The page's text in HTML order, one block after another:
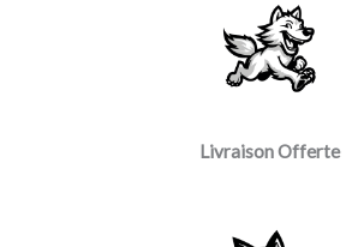
Livraison Offerte